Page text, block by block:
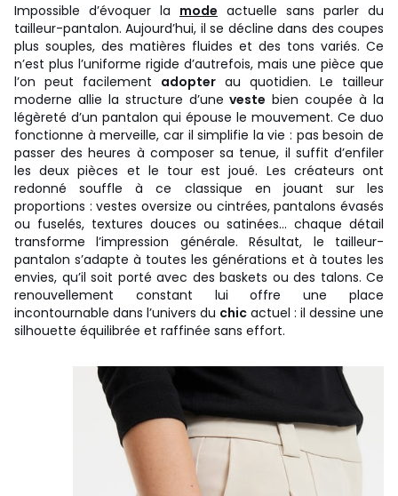
Impossible d’évoquer la mode actuelle sans parler du
tailleur-pantalon. Aujourd’hui, il se décline dans des coupes
plus souples, des matières fluides et des tons variés. Ce
n’est plus l’uniforme rigide d’autrefois, mais une pièce que
l’on peut facilement adopter au quotidien. Le tailleur
moderne allie la structure d’uneveste bien coupée à la
légèreté d’un pantalon qui épouse le mouvement. Ce duo
fonctionne à merveille, car il simplifie la vie : pas besoin de
passer des heures à composer sa tenue, il suffit d’enfiler
les deux pièces et le tour est joué. Les créateurs ont
redonné souffle à ce classique en jouant sur les
proportions : vestes oversize ou cintrées, pantalons évasés
ou fuselés, textures douces ou satinées… chaque détail
transforme l’impression générale. Résultat, le tailleur-
pantalon s’adapte à toutes les générations et à toutes les
envies, qu’il soit porté avec des baskets ou des talons. Ce
renouvellement constant lui offre une place
incontournable dans l’univers du chic actuel : il dessine une
silhouette équilibrée et raffinée sans effort.